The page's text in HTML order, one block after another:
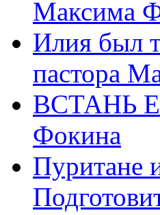
Максима
Илия был
пастора
ВСТАНЬ
Фокина
Пуритане